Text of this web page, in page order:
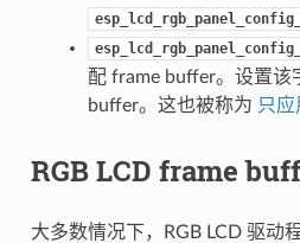
配 frame buffer。设置该
buffer。这也被称为 只
RGB LCD frame
大多数情况下，RGB LCD 驱动